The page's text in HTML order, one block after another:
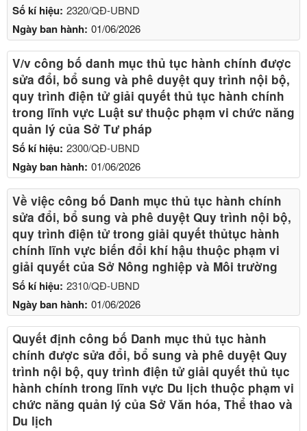
Số kí hiệu: 2320/QĐ-UBND
Ngày ban hành: 01/06/2026
Số kí hiệu: 2300/QĐ-UBND
Ngày ban hành: 01/06/2026
V/v công bố danh mục thủ tục hành chính được
sửa đổi, bổ sung và phê duyệt quy trình nội bộ,
quy trình điện tử giải quyết thủ tục hành chính
trong lĩnh vực Luật sư thuộc phạm vi chức năng
quản lý của Sở Tư pháp
Số kí hiệu: 2310/QĐ-UBND
Ngày ban hành: 01/06/2026
Về việc công bố Danh mục thủ tục hành chính
sửa đổi, bổ sung và phê duyệt Quy trình nội bộ,
quy trình điện tử trong giải quyết thủtục hành
chính lĩnh vực biến đổi khí hậu thuộc phạm vi
giải quyết của Sở Nông nghiệp và Môi trường
Quyết định công bố Danh mục thủ tục hành
chính được sửa đổi, bổ sung và phê duyệt Quy
trình nội bộ, quy trình điện tử giải quyết thủ tục
hành chính trong lĩnh vực Du lịch thuộc phạm vi
chức năng quản lý của Sở Văn hóa, Thể thao và
Du lịch